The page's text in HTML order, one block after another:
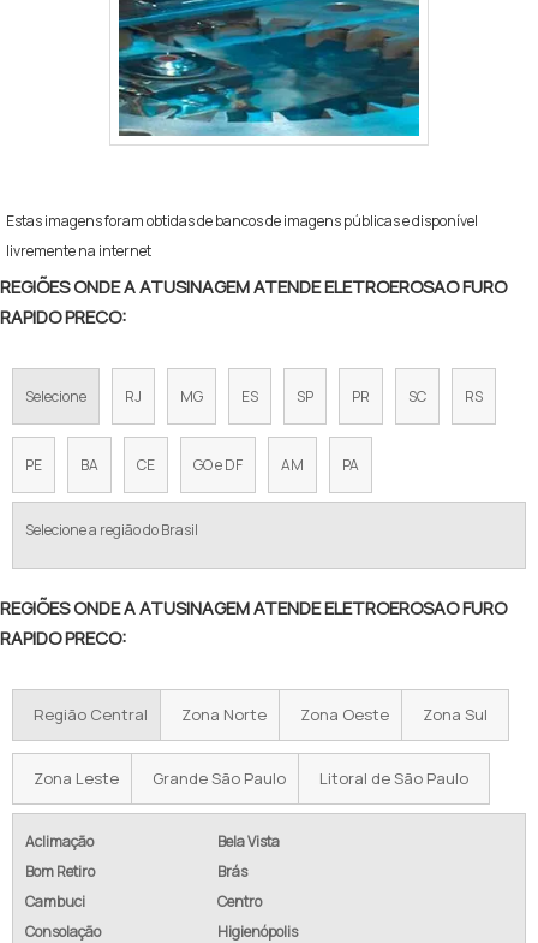
Estas imagens foram obtidas de bancos de imagens públicas e disponível
livremente na internet
REGIÕES ONDE A ATUSINAGEM ATENDE ELETROEROSAO FURO
RAPIDO PRECO:
Selecione RJ MG ES SP PR SC RS
PE BA CE GO e DF AM PA
Selecione a região do Brasil
REGIÕES ONDE A ATUSINAGEM ATENDE ELETROEROSAO FURO
RAPIDO PRECO:
Região Central Zona Norte Zona Oeste Zona Sul
Zona Leste Grande São Paulo Litoral de São Paulo
Aclimação
Bela Vista
Bom Retiro
Brás
Cambuci
Centro
Consolação
Higienópolis